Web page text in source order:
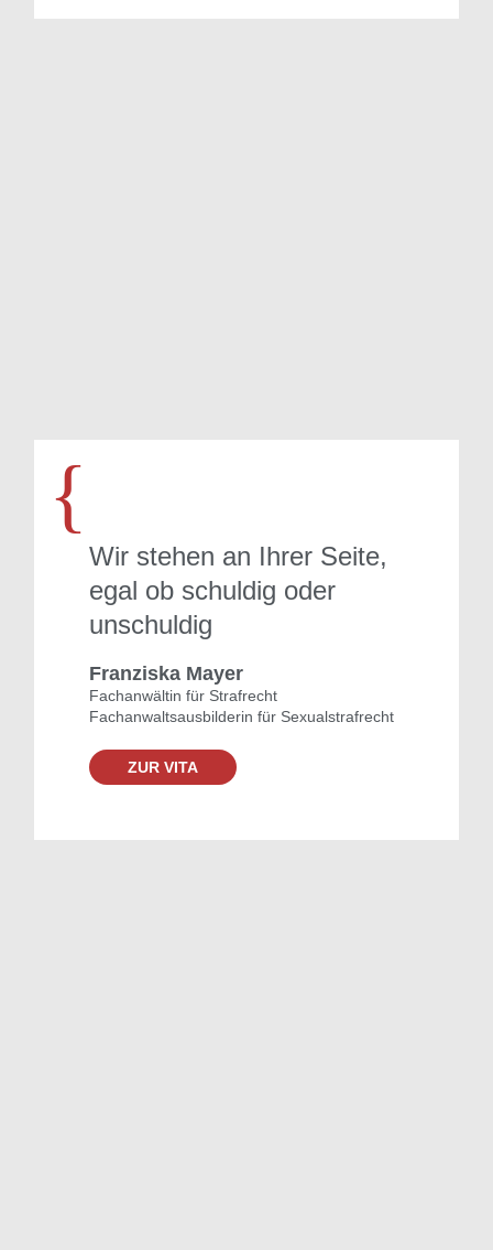
{
Wir stehen an Ihrer Seite,
egal ob schuldig oder
unschuldig
Franziska Mayer
Fachanwältin für Strafrecht
Fachanwaltsausbilderin für Sexualstrafrecht
ZUR VITA